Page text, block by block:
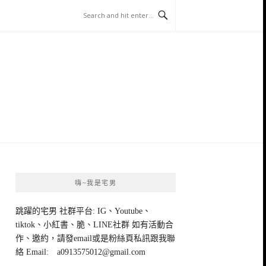
嗨~我是宅男
跳躍的宅男 社群平台: IG、Youtube、
tiktok、小紅書、脆、LINE社群 如有活動合
作、邀約，請發email或是粉絲頁私訊跟我聯
絡 Email: a0913575012@gmail.com